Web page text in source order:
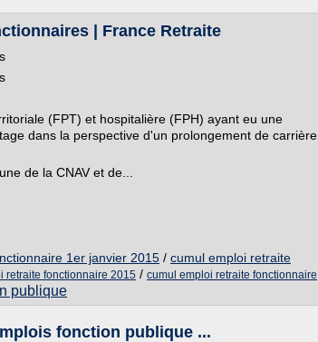
| France Retraite
(FPT) et hospitalière (FPH) ayant eu une
dans la perspective d'un prolongement de carrière
de la CNAV et de...
1er janvier 2015 / cumul emploi retraite
retraite fonctionnaire 2015 / cumul emploi retraite fonctionnaire
publique
fonction publique ...